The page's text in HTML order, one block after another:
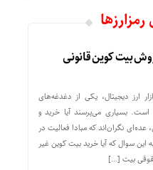
بیت کوین قانونی
ارز دیجیتال، یکی از دغدغه‌های
است. بسیاری می‌پرسند آیا خرید و
نگران‌اند که مبادا فعالیت در
این سوال که آیا خرید بیت کوین غیر
بیت‌ […]